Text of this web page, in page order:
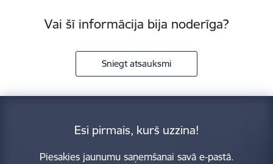
Vai šī informācija bija noderīga?
Sniegt atsauksmi
Esi pirmais, kurš uzzina!
Piesakies jaunumu saņemšanai savā e-pastā.